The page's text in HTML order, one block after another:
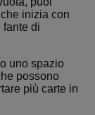
inizia con
fante di
uno spazio
possono
più carte in
generato
essere
specifico
sito, ma un
buon